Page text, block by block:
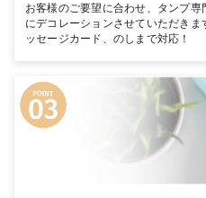
お客様のご要望に合わせ、タンプ
にデコレーションさせていただき
ッセージカード、のしまで対応！